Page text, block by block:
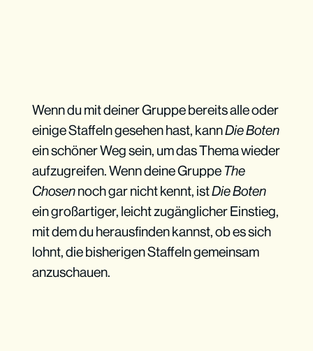
Wenn du mit deiner Gruppe bereits alle oder
einige Staffeln gesehen hast, kannDie Boten
ein schöner Weg sein, um das Thema wieder
aufzugreifen. Wenn deine GruppeThe
Chosennoch gar nicht kennt, istDie Boten
ein großartiger, leicht zugänglicher Einstieg,
mit dem du herausfinden kannst, ob es sich
lohnt, die bisherigen Staffeln gemeinsam
anzuschauen.